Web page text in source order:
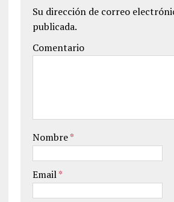
Su dirección de correo
publicada.
Comentario
Nombre*
Email*